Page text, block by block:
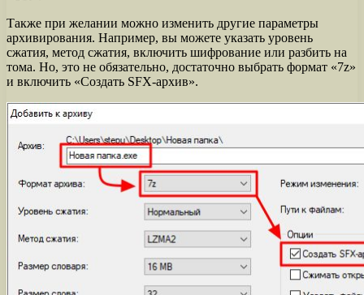
Также при желании можно изменить другие параметры
архивирования. Например, вы можете указать уровень
сжатия, метод сжатия, включить шифрование или разбить на
тома. Но, это не обязательно, достаточно выбрать формат «7z»
и включить «Создать SFX-архив».